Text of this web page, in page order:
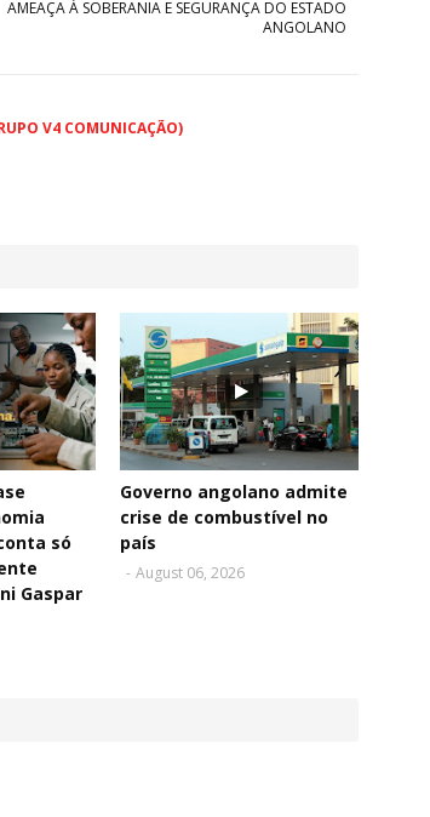
AMEAÇA À SOBERANIA E SEGURANÇA DO ESTADO
ANGOLANO
V4 COMUNICAÇÃO)
só
Gaspar
Governo angolano admite
crise de combustível no
país
- August 06, 2026